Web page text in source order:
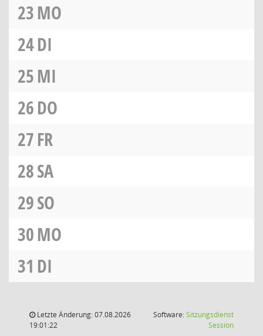
23MO
24DI
25MI
26DO
27FR
28SA
29SO
30MO
31 DI
Letzte Änderung: 07.08.2026
19:01:22
Software:Sitzungsdienst
Session(Wird in